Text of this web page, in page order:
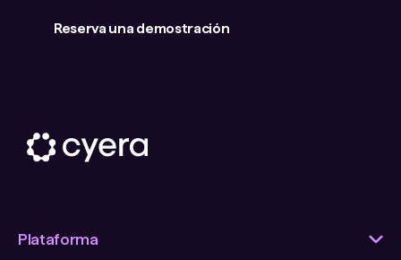
Reserva una demostración
Plataforma